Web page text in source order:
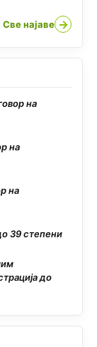
Све најаве →
на
на
на
39 степени
до